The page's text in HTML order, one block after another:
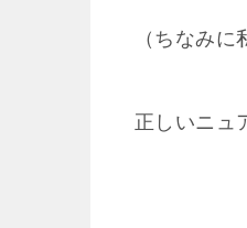
（ちなみ
正しいニュ